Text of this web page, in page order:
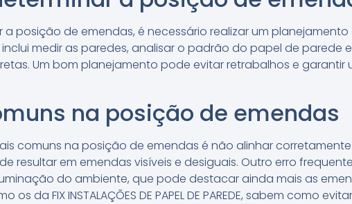
a posição de emendas, é necessário realizar um
medir as paredes, analisar o padrão do papel de parede
Um bom planejamento pode evitar retrabalhos e garantir
na posição de emendas
comuns na posição de emendas é não alinhar
resultar em emendas visíveis e desiguais. Outro erro
do ambiente, que pode destacar ainda mais as
os da FIX INSTALAÇÕES DE PAPEL DE PAREDE, sabem como